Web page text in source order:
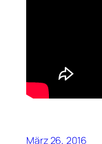
März 26, 2016